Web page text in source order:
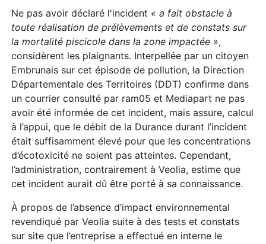
Ne pas avoir déclaré l'incident « a fait obstacle à
toute réalisation de prélèvements et de constats sur
la mortalité piscicole dans la zone impactée »,
considèrent les plaignants. Interpellée par un citoyen
Embrunais sur cet épisode de pollution, la Direction
Départementale des Territoires (DDT) confirme dans
un courrier consulté par ram05 et Mediapart ne pas
avoir été informée de cet incident, mais assure, calcul
à l’appui, que le débit de la Durance durant l’incident
était suffisamment élevé pour que les concentrations
d’écotoxicité ne soient pas atteintes. Cependant,
l’administration, contrairement à Veolia, estime que
cet incident aurait dû être porté à sa connaissance.
À propos de l’absence d’impact environnemental
revendiqué par Veolia suite à des tests et constats
sur site que l’entreprise a effectué en interne le